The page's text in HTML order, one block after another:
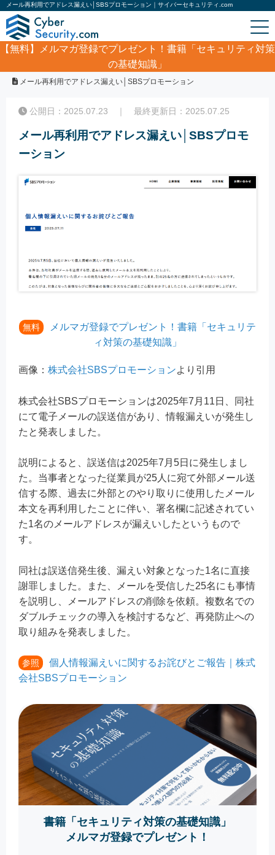
メール再利用でアドレス漏えい│SBSプロモーション｜サイバーセキュリティ.com
【無料】
メルマガ登録でプレゼント！書籍「セキュリティ対策
の基礎知識」
サイバーセキュリティ・情報漏洩ニュース
メール再利用でアドレス漏えい│SBSプロモーション
公開日：2025.07.23 ｜ 最終更新日：2025.07.25
メール再利用でアドレス漏えい│SBSプロモ
ーション
無料
メルマガ登録でプレゼント！書籍「セキュリテ
ィ対策の基礎知識」
画像： 株式会社SBSプロモーションより引用
株式会社SBSプロモーションは2025年7月11日、同社
にて電子メールの誤送信があり、情報漏えいが発生し
たと発表しました。
説明によると、誤送信は2025年7月5日に発生しまし
た。当事者となった従業員が25人に宛て外部メール送
信する際、過去に外部とのやり取りに使用したメール
本文を再利用したことに伴い、署名欄に記述されてい
た1名のメールアドレスが漏えいしたというもので
す。
同社は誤送信発生後、漏えい対象となった1名に直接
謝罪しました。また、メールを受信した25名にも事情
を説明し、メールアドレスの削除を依頼。複数名での
ダブルチェックの導入を検討するなど、再発防止への
取り組みを発表しました。
参照
個人情報漏えいに関するお詫びとご報告｜株式
会社SBSプロモーション
書籍「セキュリティ対策の基礎知識」
メルマガ登録でプレゼント！